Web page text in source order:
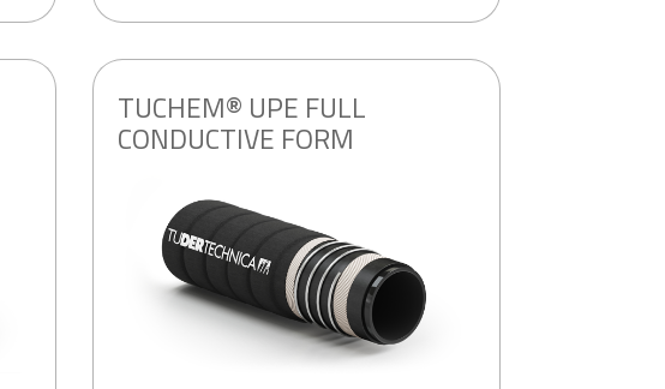
TUCHEM® UPE FULL
CONDUCTIVE FORM